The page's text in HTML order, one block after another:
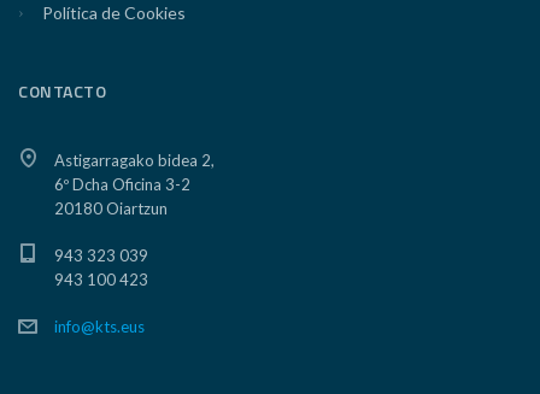
Política de Cookies
CONTACTO
Astigarragako bidea 2,
6º Dcha Oficina 3-2
20180 Oiartzun
943 323 039
943 100 423
info@kts.eus